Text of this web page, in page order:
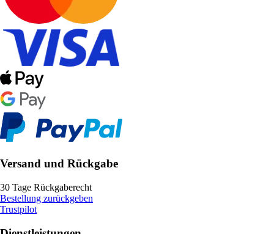
Versand und Rückgabe
30 Tage Rückgaberecht
Bestellung zurückgeben
Trustpilot